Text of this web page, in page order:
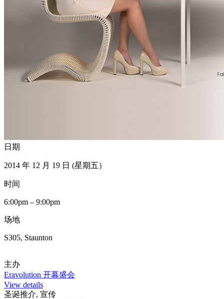
日期
2014 年 12 月 19 日 (星期五）
时间
6:00pm – 9:00pm
场地
S305, Staunton
主办
Eravolution 开幕盛会
View details
圣诞推介, 宣传